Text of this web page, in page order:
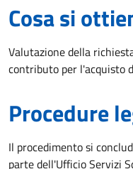
Cosa si
Valutazione della
contributo per l'acquisto
Procedure
Il procedimento si
parte dell'Ufficio Servizi